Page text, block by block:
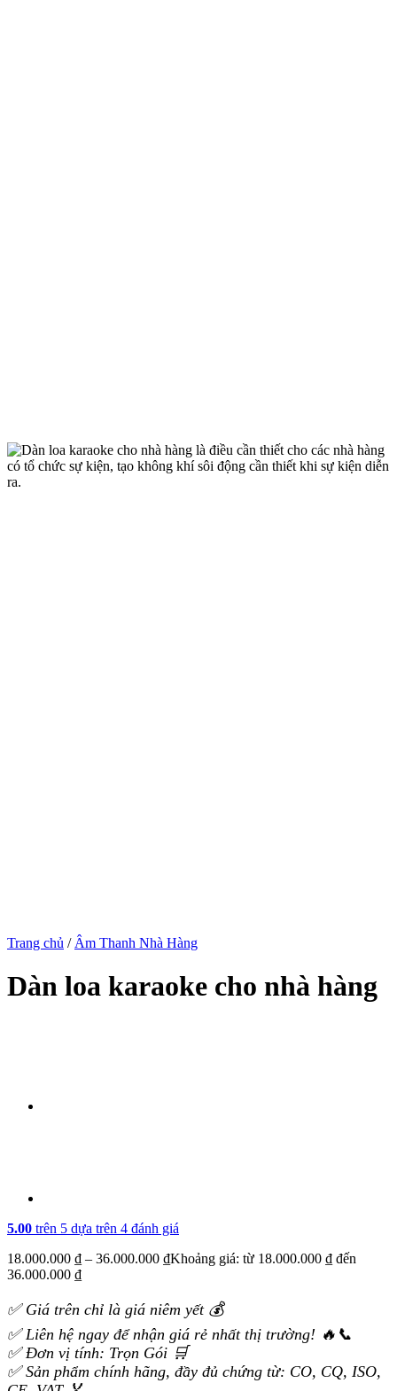
Trang chủ / Âm Thanh Nhà Hàng
Dàn loa karaoke cho nhà hàng
5.00 trên 5 dựa trên 4 đánh giá
18.000.000 ₫ – 36.000.000 ₫Khoảng giá: từ 18.000.000 ₫ đến
36.000.000 ₫
✅ Giá trên chỉ là giá niêm yết 💰
✅ Liên hệ ngay để nhận giá rẻ nhất thị trường! 🔥📞
✅ Đơn vị tính: Trọn Gói 🛒
✅ Sản phẩm chính hãng, đầy đủ chứng từ: CO, CQ, ISO,